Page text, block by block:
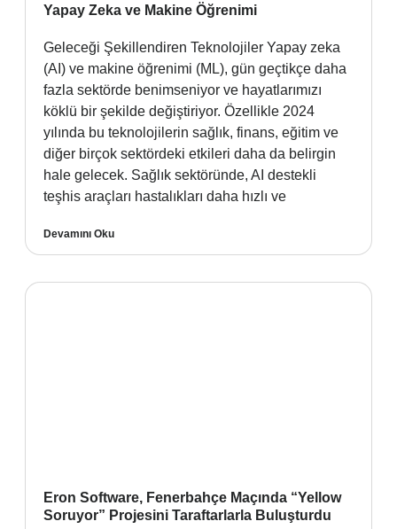
Yapay Zeka ve Makine Öğrenimi
Geleceği Şekillendiren Teknolojiler Yapay zeka
(AI) ve makine öğrenimi (ML), gün geçtikçe daha
fazla sektörde benimseniyor ve hayatlarımızı
köklü bir şekilde değiştiriyor. Özellikle 2024
yılında bu teknolojilerin sağlık, finans, eğitim ve
diğer birçok sektördeki etkileri daha da belirgin
hale gelecek. Sağlık sektöründe, AI destekli
teşhis araçları hastalıkları daha hızlı ve
Devamını Oku
Eron Software, Fenerbahçe Maçında “Yellow
Soruyor” Projesini Taraftarlarla Buluşturdu